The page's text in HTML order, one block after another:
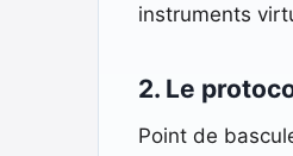
instruments
2. Le
Point de